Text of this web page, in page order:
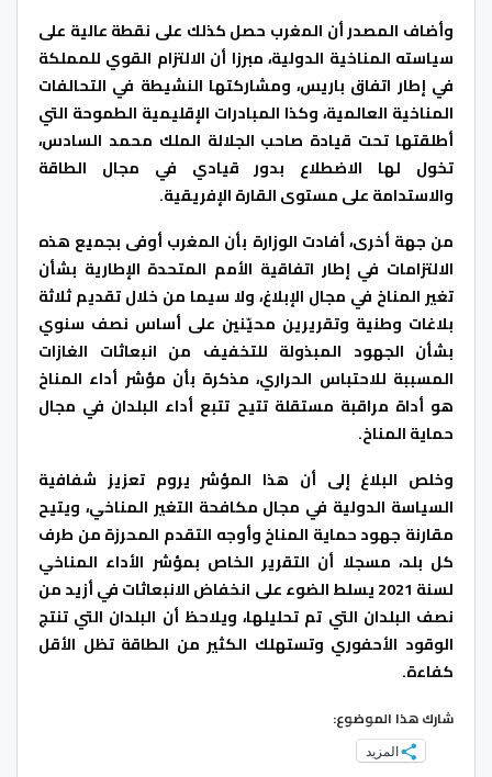
وأضاف المصدر أن المغرب حصل كذلك على نقطة عالية على
سياسته المناخية الدولية، مبرزا أن الالتزام القوي للمملكة
في إطار اتفاق باريس، ومشاركتها النشيطة في التحالفات
المناخية العالمية، وكذا المبادرات الإقليمية الطموحة التي
أطلقتها تحت قيادة صاحب الجلالة الملك محمد السادس،
تخول لها الاضطلاع بدور قيادي في مجال الطاقة
والاستدامة على مستوى القارة الإفريقية.
من جهة أخرى، أفادت الوزارة بأن المغرب أوفى بجميع هذه
الالتزامات في إطار اتفاقية الأمم المتحدة الإطارية بشأن
تغير المناخ في مجال الإبلاغ، ولا سيما من خلال تقديم ثلاثة
بلاغات وطنية وتقريرين محيّنين على أساس نصف سنوي
بشأن الجهود المبذولة للتخفيف من انبعاثات الغازات
المسببة للاحتباس الحراري، مذكرة بأن مؤشر أداء المناخ
هو أداة مراقبة مستقلة تتيح تتبع أداء البلدان في مجال
حماية المناخ.
وخلص البلاغ إلى أن هذا المؤشر يروم تعزيز شفافية
السياسة الدولية في مجال مكافحة التغير المناخي، ويتيح
مقارنة جهود حماية المناخ وأوجه التقدم المحرزة من طرف
كل بلد، مسجلا أن التقرير الخاص بمؤشر الأداء المناخي
لسنة 2021 يسلط الضوء على انخفاض الانبعاثات في أزيد من
نصف البلدان التي تم تحليلها، ويلاحظ أن البلدان التي تنتج
الوقود الأحفوري وتستهلك الكثير من الطاقة تظل الأقل
كفاءة.
شارك هذا الموضوع:
المزيد